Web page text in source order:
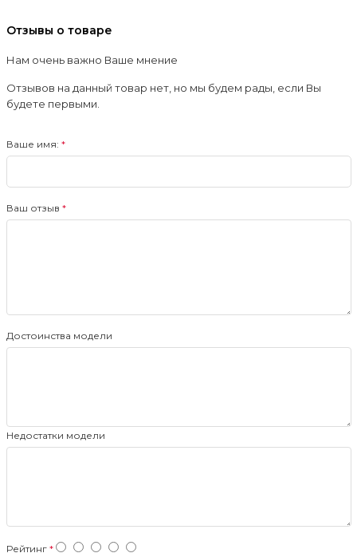
Отзывы о товаре
Нам очень важно Ваше мнение
Отзывов на данный товар нет, но мы будем рады, если Вы
будете первыми.
Ваше имя:
Ваш отзыв
Достоинства модели
Недостатки модели
Рейтинг